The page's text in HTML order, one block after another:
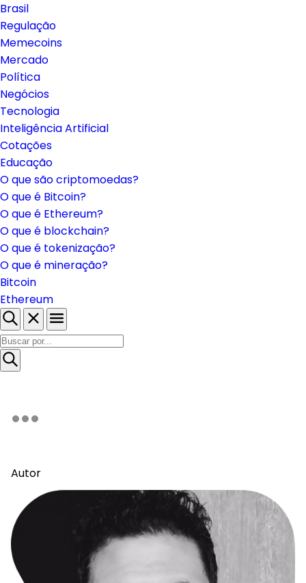
Brasil
Regulação
Memecoins
Mercado
Política
Negócios
Tecnologia
Inteligência Artificial
Cotações
Educação
O que são criptomoedas?
O que é Bitcoin?
O que é Ethereum?
O que é blockchain?
O que é tokenização?
O que é mineração?
Bitcoin
Ethereum
Autor